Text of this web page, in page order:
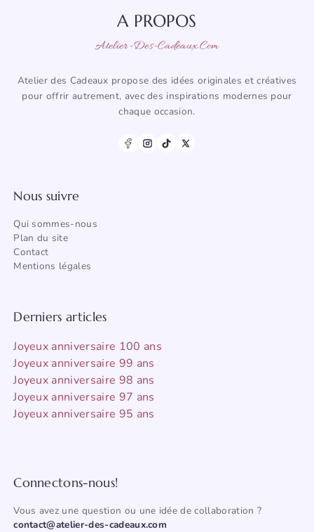
A PROPOS
Atelier-Des-Cadeaux.com
Atelier des Cadeaux propose des idées originales et créatives
pour offrir autrement, avec des inspirations modernes pour
chaque occasion.
Nous suivre
Qui sommes-nous
Plan du site
Contact
Mentions légales
Derniers articles
Joyeux anniversaire 100 ans
Joyeux anniversaire 99 ans
Joyeux anniversaire 98 ans
Joyeux anniversaire 97 ans
Joyeux anniversaire 95 ans
Connectons-nous!
Vous avez une question ou une idée de collaboration ?
contact@atelier-des-cadeaux.com